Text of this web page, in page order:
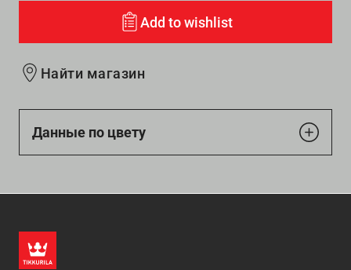
Add to wishlist
Найти магазин
Данные по цвету